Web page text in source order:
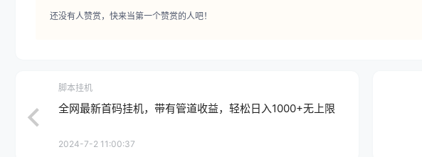
还没有人赞赏，快来当第一个赞赏的人吧！
脚本挂机
全网最新首码挂机，带有管道收益，轻松日入1000+无上限
2024-7-2 11:00:37